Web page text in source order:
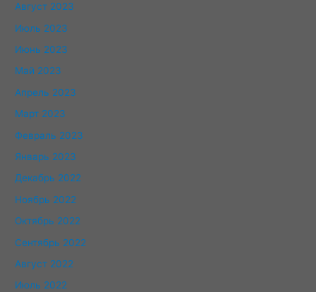
Август 2023
Июль 2023
Июнь 2023
Май 2023
Апрель 2023
Март 2023
Февраль 2023
Январь 2023
Декабрь 2022
Ноябрь 2022
Октябрь 2022
Сентябрь 2022
Август 2022
Июль 2022